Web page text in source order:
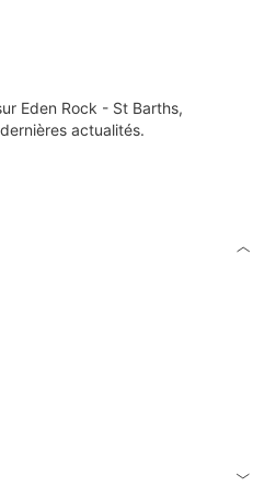
Eden Rock - St Barths,
actualités.